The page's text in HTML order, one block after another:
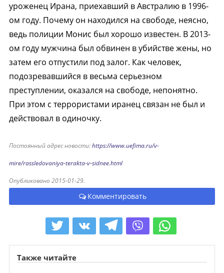
уроженец Ирана, приехавший в Австралию в 1996-
ом году. Почему он находился на свободе, неясно,
ведь полиции Монис был хорошо известен. В 2013-
ом году мужчина был обвинен в убийстве жены, но
затем его отпустили под залог. Как человек,
подозревавшийся в весьма серьезном
преступлении, оказался на свободе, непонятно.
При этом с террористами иранец связан не был и
действовал в одиночку.
Постоянный адрес новости:https://www.uefima.ru/v-
mire/rassledovaniya-terakta-v-sidnee.html
Опубликовано 2015-01-29.
Комментировать
Также читайте